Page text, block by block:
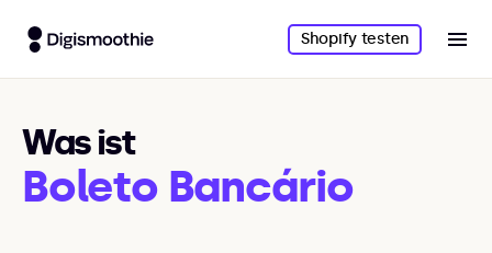
Shopify testen
Was ist
Boleto Bancário